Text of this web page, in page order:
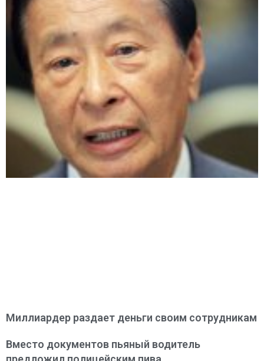
Миллиардер раздает деньги своим сотрудникам
Вместо документов пьяный водитель